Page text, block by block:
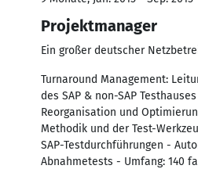
Projektmanager
Ein großer deutscher
Turnaround Management:
des SAP & non-SAP
Reorganisation und
Methodik und der Test-
SAP-Testdurchführungen -
Abnahmetests - Umfang: 140